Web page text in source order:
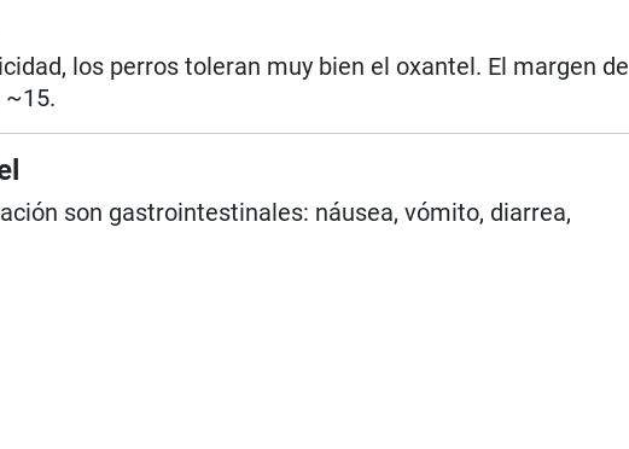
los perros toleran muy bien el oxantel. El margen de
~15.
son gastrointestinales: náusea, vómito, diarrea,